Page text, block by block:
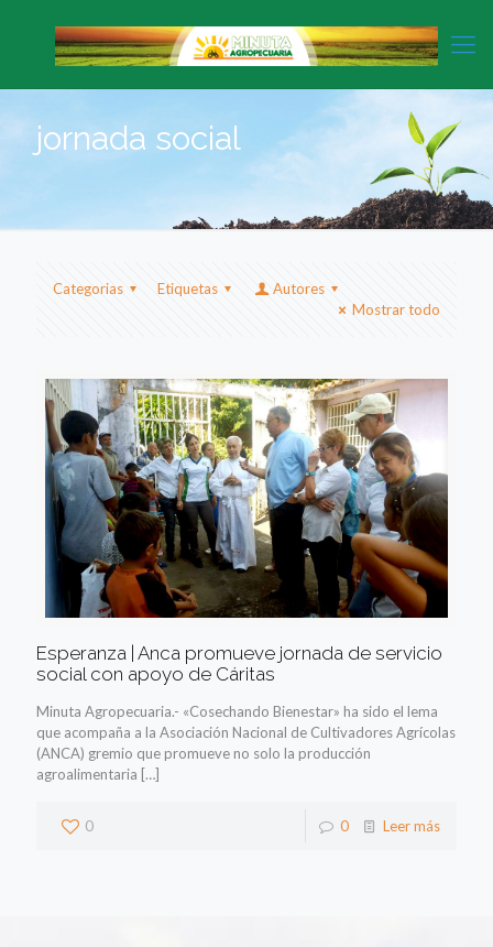
jornada social
Categorias Etiquetas
Autores
Mostrar todo
Esperanza | Anca promueve jornada de servicio
social con apoyo de Cáritas
Minuta Agropecuaria.- «Cosechando Bienestar» ha sido el lema
que acompaña a la Asociación Nacional de Cultivadores Agrícolas
(ANCA) gremio que promueve no solo la producción
agroalimentaria […]
0 0 Leer más